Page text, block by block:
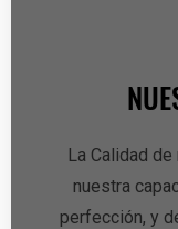
La Calidad
nuestra
perfección, y